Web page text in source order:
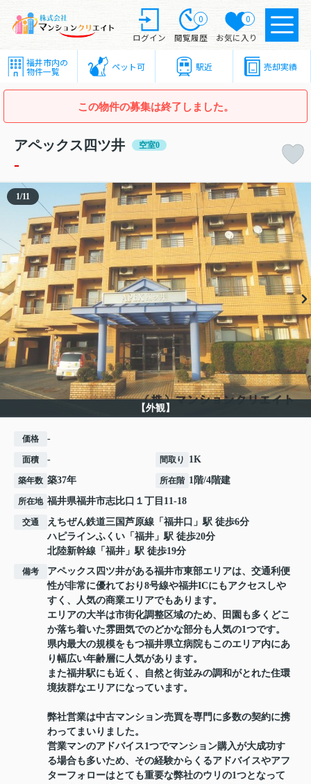
ログイン
0
閲覧履歴
0
お気に入り
福井市内の
物件一覧 ペット可 駅近 売却実績
この物件の募集は終了しました。
アペックス四ツ井 空室0
-
【外観】
1/11
価格 -
面積 - 間取り 1K
築年数 築37年 所在階 1階/4階建
所在地 福井県福井市志比口 １丁目11-18
交通 えちぜん鉄道三国芦原線 「 福井口 」駅 徒歩6分
ハピラインふくい 「 福井 」駅 徒歩20分
北陸新幹線 「 福井 」駅 徒歩19分
備考
アペックス四ツ井がある福井市東部エリアは、交通利便
性が非常に優れており8号線や福井ICにもアクセスしや
すく、人気の商業エリアでもあります。
エリアの大半は市街化調整区域のため、田園も多くどこ
か落ち着いた雰囲気でのどかな部分も人気の1つです。
県内最大の規模をもつ福井県立病院もこのエリア内にあ
り幅広い年齢層に人気があります。
また福井駅にも近く、自然と街並みの調和がとれた住環
境抜群なエリアになっています。
弊社営業は中古マンション売買を専門に多数の契約に携
わってまいりました。
営業マンのアドバイス1つでマンション購入が大成功す
る場合も多いため、その経験からくるアドバイスやアフ
ターフォローはとても重要な弊社のウリの1つとなって